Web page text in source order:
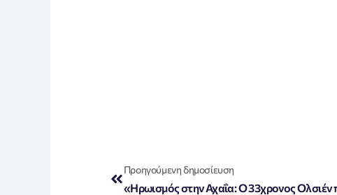
Προηγούμενη δημοσίευση